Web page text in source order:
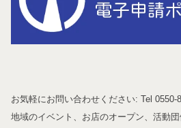
お気軽にお問い合わせください: Tel 0550-
地域のイベント、お店のオープン、活動